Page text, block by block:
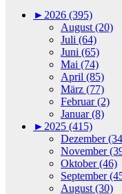
► 2026 (395)
August (20)
Juli (64)
Juni (65)
Mai (74)
April (85)
März (77)
Februar (2)
Januar (8)
► 2025 (415)
Dezember
November
Oktober (46)
September
August (30)